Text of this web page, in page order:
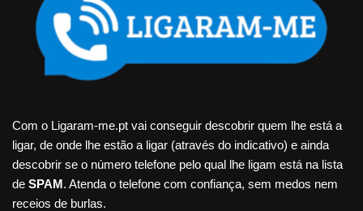
Com o Ligaram-me.pt vai conseguir descobrir quem lhe está a
ligar, de onde lhe estão a ligar (através do indicativo) e ainda
descobrir se o número telefone pelo qual lhe ligam está na lista
de SPAM. Atenda o telefone com confiança, sem medos nem
receios de burlas.